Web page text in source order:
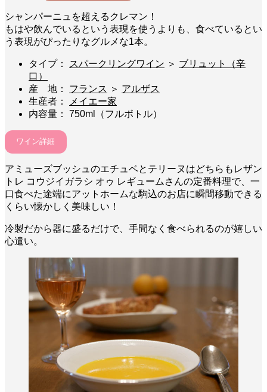
シャンパーニュを超えるクレマン！
もはや飲んでいるという表現を使うよりも、食べているとい
う表現がぴったりなグルメな1本。
タイプ： スパークリングワイン ＞ ブリュット（辛
口）
産 地： フランス ＞ アルザス
生産者：
メイエー家
内容量： 750ml（フルボトル）
ワイン詳細
アミューズブッシュのエチュベとテリーヌはどちらもレザン
トレ コウジイガラシ オゥ レギュームさんの定番料理で、一
口食べた途端にアットホームな駒込のお店に瞬間移動できる
くらい懐かしく美味しい！
冷製だから器に盛るだけで、手間なく食べられるのが嬉しい
心遣い。